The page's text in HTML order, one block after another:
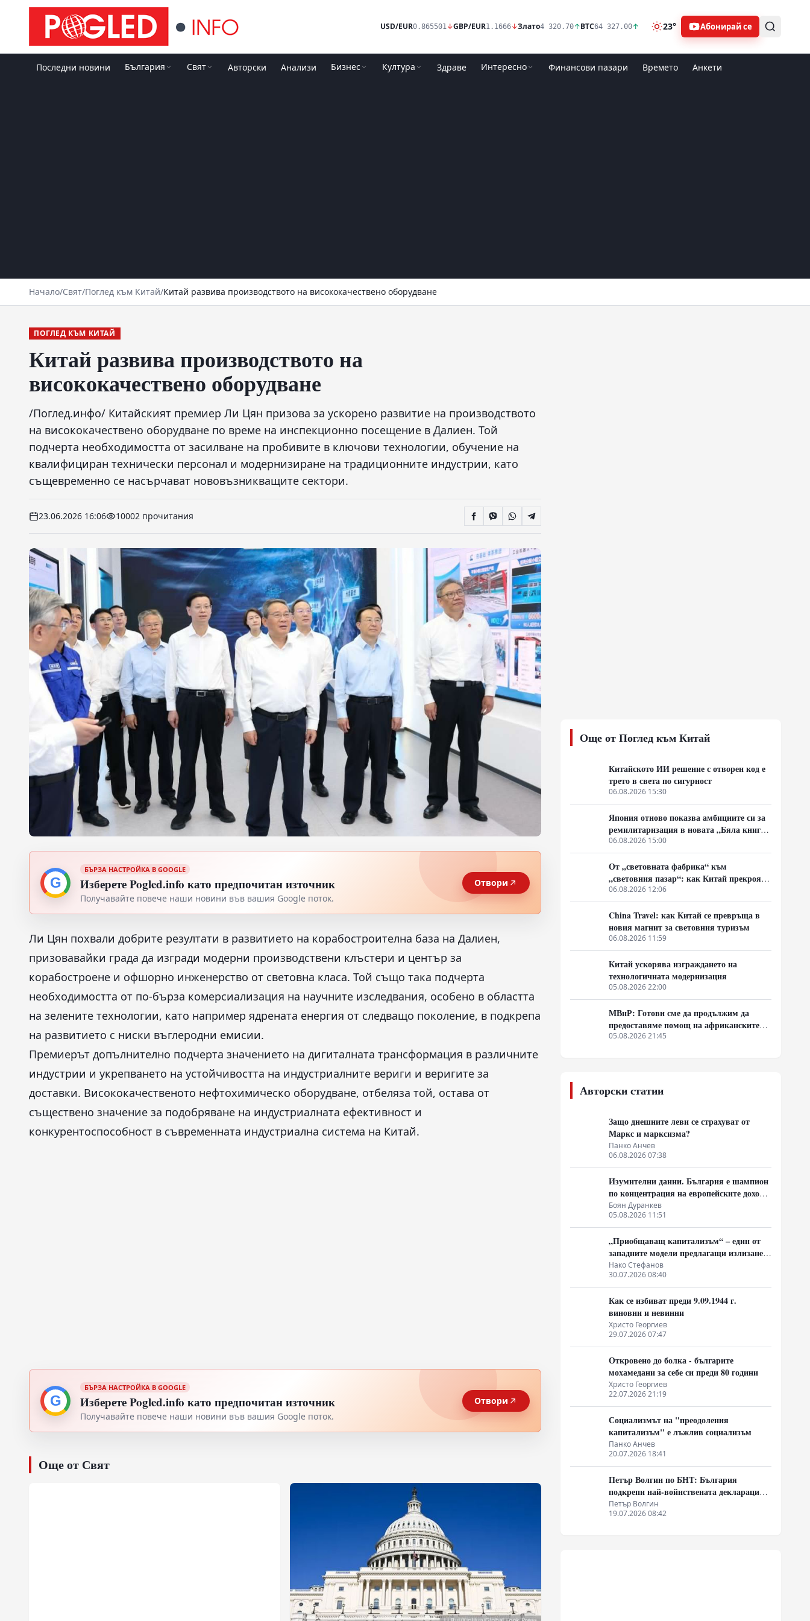
USD/EUR0.865501↓GBP/EUR1.1666↓Злато4 320.70↑BTC64 327.00↑ 23° Абонирай се
Последни новини България Свят Авторски Анализи Бизнес Култура Здраве Интересно Финансови пазари Времето Анкети
Начало/Свят/Поглед към Китай/Китай развива производството на висококачествено оборудване
ПОГЛЕД КЪМ КИТАЙ
Китай развива производството на
висококачествено оборудване
/Поглед.инфо/ Китайският премиер Ли Цян призова за ускорено развитие на производството
на висококачествено оборудване по време на инспекционно посещение в Далиен. Той
подчерта необходимостта от засилване на пробивите в ключови технологии, обучение на
квалифициран технически персонал и модернизиране на традиционните индустрии, като
същевременно се насърчават нововъзникващите сектори.
23.06.2026 16:06 10002 прочитания
G
БЪРЗА НАСТРОЙКА В GOOGLE
Изберете Pogled.info като предпочитан източник
Получавайте повече наши новини във вашия Google поток.
Отвори
Ли Цян похвали добрите резултати в развитието на корабостроителна база на Далиен,
призовавайки града да изгради модерни производствени клъстери и център за
корабостроене и офшорно инженерство от световна класа. Той също така подчерта
необходимостта от по-бърза комерсиализация на научните изследвания, особено в областта
на зелените технологии, като например ядрената енергия от следващо поколение, в подкрепа
на развитието с ниски въглеродни емисии.
Премиерът допълнително подчерта значението на дигиталната трансформация в различните
индустрии и укрепването на устойчивостта на индустриалните вериги и веригите за
доставки. Висококачественото нефтохимическо оборудване, отбеляза той, остава от
съществено значение за подобряване на индустриалната ефективност и
конкурентоспособност в съвременната индустриална система на Китай.
G
БЪРЗА НАСТРОЙКА В GOOGLE
Изберете Pogled.info като предпочитан източник
Получавайте повече наши новини във вашия Google поток.
Отвори
Още от Свят
Още от Поглед към Китай
Китайското ИИ решение с отворен код е
трето в света по сигурност
06.08.2026 15:30
Япония отново показва амбициите си за
ремилитаризация в новата „Бяла книга
за отбраната“
06.08.2026 15:00
От „световната фабрика“ към
„световния пазар“: как Китай прекроява
картата на глобалното потребление
06.08.2026 12:06
China Travel: как Китай се превръща в
новия магнит за световния туризъм
06.08.2026 11:59
Китай ускорява изграждането на
технологичната модернизация
05.08.2026 22:00
МВнР: Готови сме да продължим да
предоставяме помощ на африканските
страни в борбата им срещу пандемията
05.08.2026 21:45
Авторски статии
Защо днешните леви се страхуват от
Маркс и марксизма?
Панко Анчев
06.08.2026 07:38
Изумителни данни. България е шампион
по концентрация на европейските доходи
в ръцете на най-богатия 1%, надминава
и САЩ
Боян Дуранкев
05.08.2026 11:51
„Приобщаващ капитализъм“ – един от
западните модели предлагащи излизане
от системата на неолиберализма
Нако Стефанов
30.07.2026 08:40
Как се избиват преди 9.09.1944 г.
виновни и невинни
Христо Георгиев
29.07.2026 07:47
Откровено до болка - българите
мохамедани за себе си преди 80 години
Христо Георгиев
22.07.2026 21:19
Социализмът на "преодоления
капитализъм" е лъжлив социализъм
Панко Анчев
20.07.2026 18:41
Петър Волгин по БНТ: България
подкрепи най-войнствената декларация,
която някога съм чел
Петър Волгин
19.07.2026 08:42